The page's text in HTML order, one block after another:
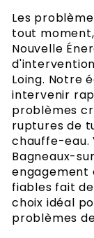
Les
tout
Nouvelle
Loing. Notre
intervenir
problèmes
ruptures de
chauffe-
Bagneaux-
engagement
fiables fait
choix idéal
problèmes